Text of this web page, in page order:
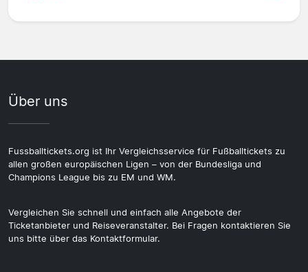
Über uns
Fussballtickets.org ist Ihr Vergleichsservice für Fußballtickets zu
allen großen europäischen Ligen – von der Bundesliga und
Champions League bis zu EM und WM.
Vergleichen Sie schnell und einfach alle Angebote der
Ticketanbieter und Reiseveranstalter. Bei Fragen kontaktieren Sie
uns bitte über das Kontaktformular.